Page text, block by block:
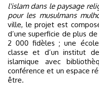
l'islam dans le paysage
pour les musulmans
ville, le projet est
d’une superficie de plus de
2 000 fidèles ; une
classe et d’un institut
islamique avec
conférence et un espace
être.